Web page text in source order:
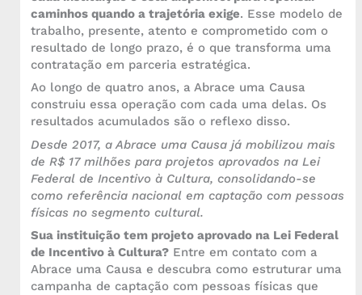
caminhos quando a trajetória exige. Esse modelo de
trabalho, presente, atento e comprometido com o
resultado de longo prazo, é o que transforma uma
contratação em parceria estratégica.
Ao longo de quatro anos, a Abrace uma Causa
construiu essa operação com cada uma delas. Os
resultados acumulados são o reflexo disso.
Desde 2017, a Abrace uma Causa já mobilizou mais
de R$ 17 milhões para projetos aprovados na Lei
Federal de Incentivo à Cultura, consolidando-se
como referência nacional em captação com pessoas
físicas no segmento cultural.
Sua instituição tem projeto aprovado na Lei Federal
de Incentivo à Cultura?Entre em contato com a
Abrace uma Causa e descubra como estruturar uma
campanha de captação com pessoas físicas que